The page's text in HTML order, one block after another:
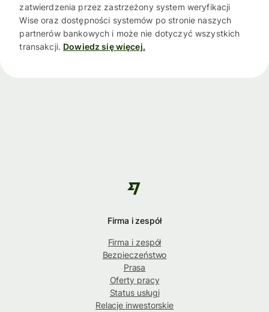
zatwierdzenia przez zastrzeżony system weryfikacji
Wise oraz dostępności systemów po stronie naszych
partnerów bankowych i może nie dotyczyć wszystkich
transakcji. Dowiedz się więcej.
Firma i zespół
Firma i zespół
Bezpieczeństwo
Prasa
Oferty pracy
Status usługi
Relacje inwestorskie